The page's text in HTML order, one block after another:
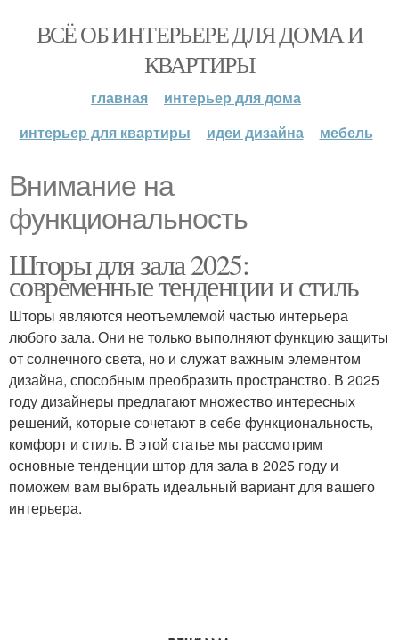
ВСЁ ОБ ИНТЕРЬЕРЕ ДЛЯ ДОМА И
КВАРТИРЫ
главная
интерьер для дома
интерьер для квартиры
идеи дизайна мебель
Внимание на
функциональность
Шторы для зала 2025:
современные тенденции и стиль
Шторы являются неотъемлемой частью интерьера
любого зала. Они не только выполняют функцию защиты
от солнечного света, но и служат важным элементом
дизайна, способным преобразить пространство. В 2025
году дизайнеры предлагают множество интересных
решений, которые сочетают в себе функциональность,
комфорт и стиль. В этой статье мы рассмотрим
основные тенденции штор для зала в 2025 году и
поможем вам выбрать идеальный вариант для вашего
интерьера.